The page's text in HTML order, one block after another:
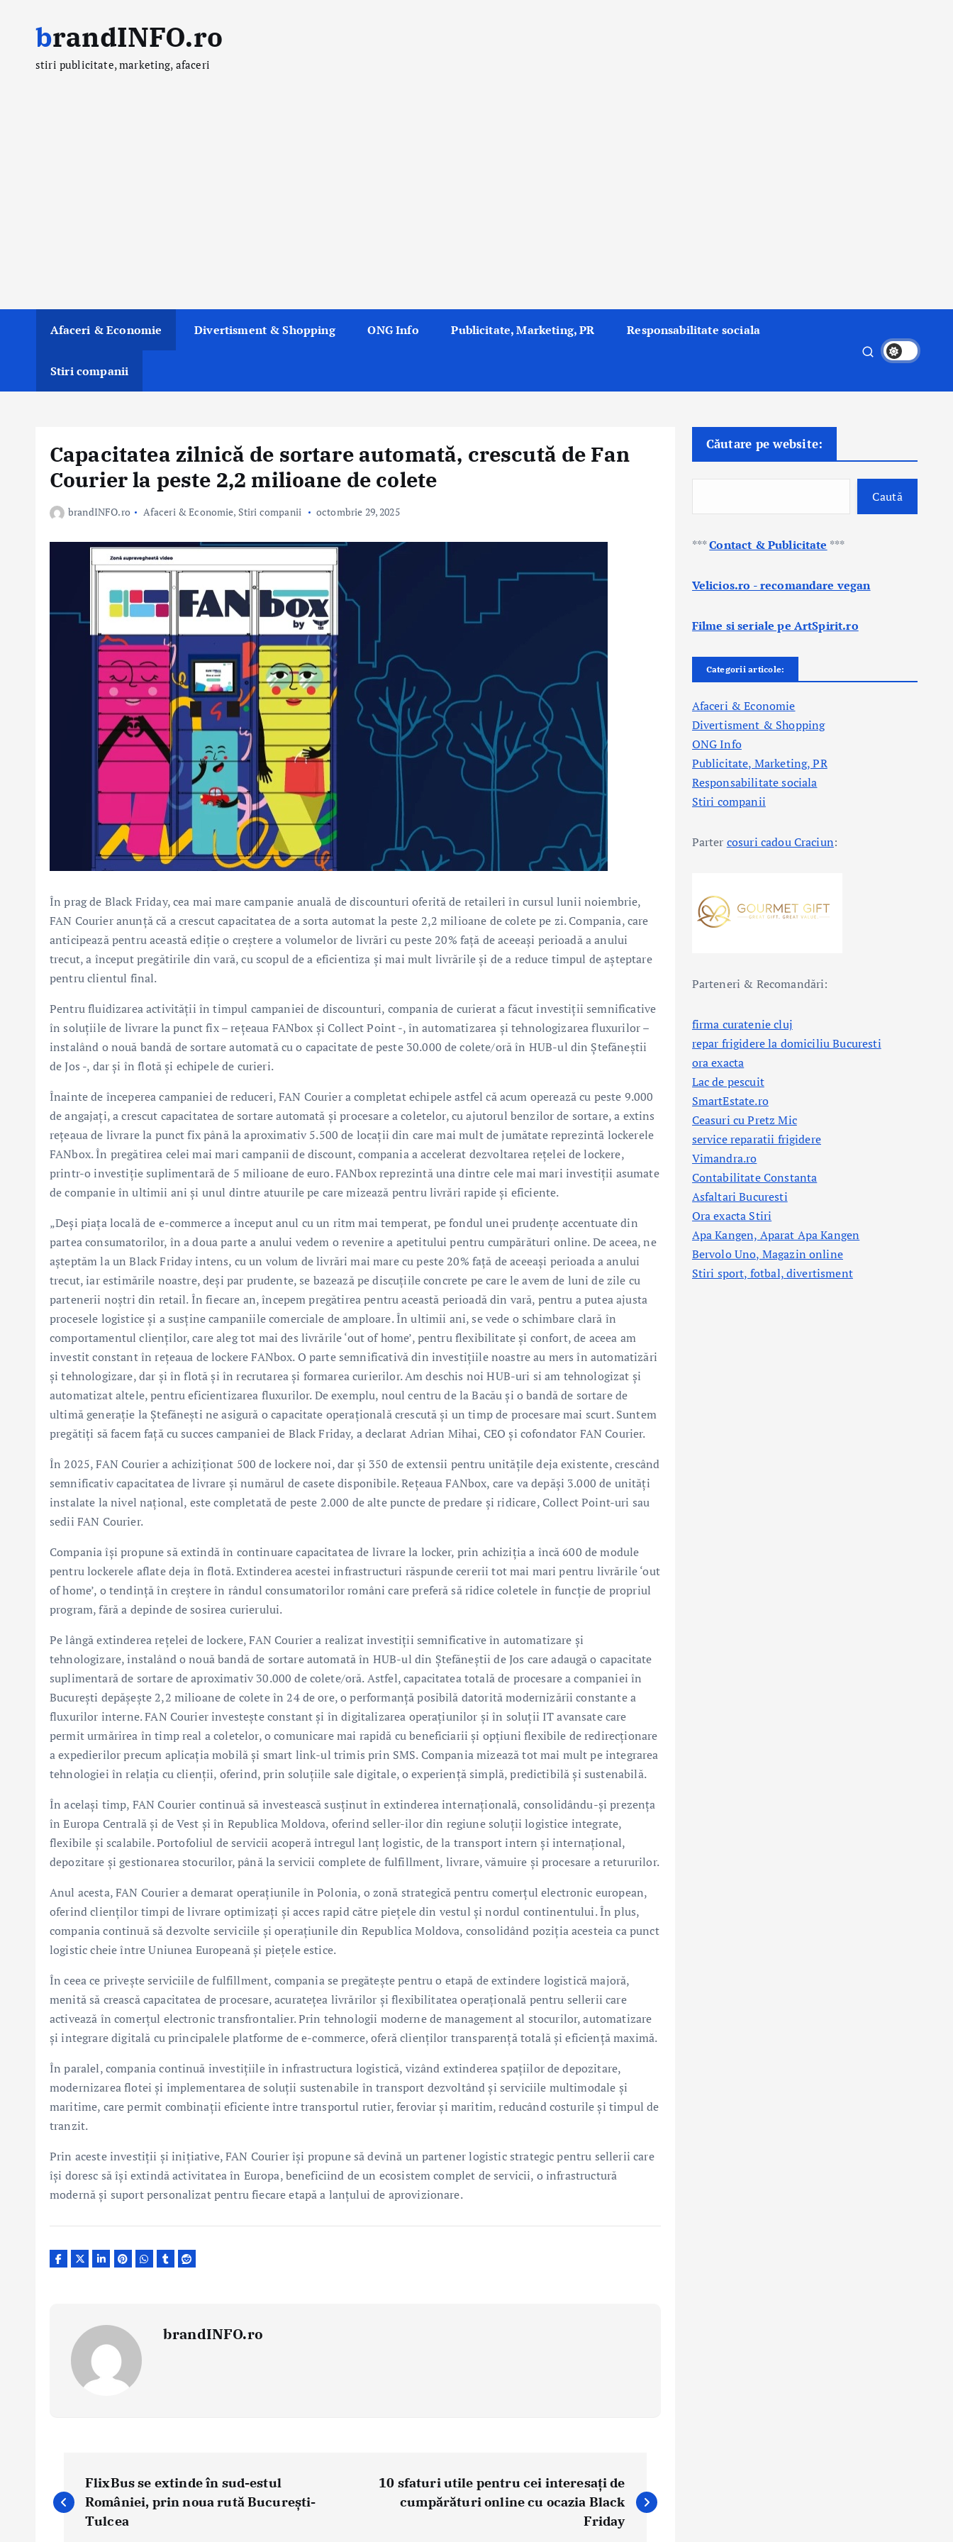
brandINFO.ro
stiri publicitate, marketing, afaceri
Afaceri & Economie Divertisment & Shopping ONG Info Publicitate, Marketing, PR Responsabilitate sociala
Stiri companii
Capacitatea zilnică de sortare automată, crescută de Fan
Courier la peste 2,2 milioane de colete
brandINFO.ro Afaceri & Economie, Stiri companii octombrie 29, 2025
În prag de Black Friday, cea mai mare campanie anuală de discounturi oferită de retaileri în cursul lunii noiembrie,
FAN Courier anunță că a crescut capacitatea de a sorta automat la peste 2,2 milioane de colete pe zi. Compania, care
anticipează pentru această ediție o creștere a volumelor de livrări cu peste 20% față de aceeași perioadă a anului
trecut, a început pregătirile din vară, cu scopul de a eficientiza și mai mult livrările și de a reduce timpul de așteptare
pentru clientul final.
Pentru fluidizarea activității în timpul campaniei de discounturi, compania de curierat a făcut investiții semnificative
în soluțiile de livrare la punct fix – rețeaua FANbox și Collect Point -, în automatizarea și tehnologizarea fluxurilor –
instalând o nouă bandă de sortare automată cu o capacitate de peste 30.000 de colete/oră în HUB-ul din Ștefăneștii
de Jos -, dar și în flotă și echipele de curieri.
Înainte de începerea campaniei de reduceri, FAN Courier a completat echipele astfel că acum operează cu peste 9.000
de angajați, a crescut capacitatea de sortare automată și procesare a coletelor, cu ajutorul benzilor de sortare, a extins
rețeaua de livrare la punct fix până la aproximativ 5.500 de locații din care mai mult de jumătate reprezintă lockerele
FANbox. În pregătirea celei mai mari campanii de discount, compania a accelerat dezvoltarea rețelei de lockere,
printr-o investiție suplimentară de 5 milioane de euro. FANbox reprezintă una dintre cele mai mari investiții asumate
de companie în ultimii ani și unul dintre atuurile pe care mizează pentru livrări rapide și eficiente.
„Deși piața locală de e-commerce a început anul cu un ritm mai temperat, pe fondul unei prudențe accentuate din
partea consumatorilor, în a doua parte a anului vedem o revenire a apetitului pentru cumpărături online. De aceea, ne
așteptăm la un Black Friday intens, cu un volum de livrări mai mare cu peste 20% față de aceeași perioada a anului
trecut, iar estimările noastre, deși par prudente, se bazează pe discuțiile concrete pe care le avem de luni de zile cu
partenerii noștri din retail. În fiecare an, începem pregătirea pentru această perioadă din vară, pentru a putea ajusta
procesele logistice și a susține campaniile comerciale de amploare. În ultimii ani, se vede o schimbare clară în
comportamentul clienților, care aleg tot mai des livrările ‘out of home’, pentru flexibilitate și confort, de aceea am
investit constant în rețeaua de lockere FANbox. O parte semnificativă din investițiile noastre au mers în automatizări
și tehnologizare, dar și în flotă și în recrutarea și formarea curierilor. Am deschis noi HUB-uri si am tehnologizat și
automatizat altele, pentru eficientizarea fluxurilor. De exemplu, noul centru de la Bacău și o bandă de sortare de
ultimă generație la Ștefănești ne asigură o capacitate operațională crescută și un timp de procesare mai scurt. Suntem
pregătiți să facem față cu succes campaniei de Black Friday, a declarat Adrian Mihai, CEO și cofondator FAN Courier.
În 2025, FAN Courier a achiziționat 500 de lockere noi, dar și 350 de extensii pentru unitățile deja existente, crescând
semnificativ capacitatea de livrare și numărul de casete disponibile. Rețeaua FANbox, care va depăși 3.000 de unități
instalate la nivel național, este completată de peste 2.000 de alte puncte de predare și ridicare, Collect Point-uri sau
sedii FAN Courier.
Compania își propune să extindă în continuare capacitatea de livrare la locker, prin achiziția a încă 600 de module
pentru lockerele aflate deja în flotă. Extinderea acestei infrastructuri răspunde cererii tot mai mari pentru livrările ‘out
of home’, o tendință în creștere în rândul consumatorilor români care preferă să ridice coletele în funcție de propriul
program, fără a depinde de sosirea curierului.
Pe lângă extinderea rețelei de lockere, FAN Courier a realizat investiții semnificative în automatizare și
tehnologizare, instalând o nouă bandă de sortare automată în HUB-ul din Ștefăneștii de Jos care adaugă o capacitate
suplimentară de sortare de aproximativ 30.000 de colete/oră. Astfel, capacitatea totală de procesare a companiei în
București depășește 2,2 milioane de colete în 24 de ore, o performanță posibilă datorită modernizării constante a
fluxurilor interne. FAN Courier investește constant și în digitalizarea operațiunilor și în soluții IT avansate care
permit urmărirea în timp real a coletelor, o comunicare mai rapidă cu beneficiarii și opțiuni flexibile de redirecționare
a expedierilor precum aplicația mobilă și smart link-ul trimis prin SMS. Compania mizează tot mai mult pe integrarea
tehnologiei în relația cu clienții, oferind, prin soluțiile sale digitale, o experiență simplă, predictibilă și sustenabilă.
În același timp, FAN Courier continuă să investească susținut în extinderea internațională, consolidându-și prezența
în Europa Centrală și de Vest și în Republica Moldova, oferind seller-ilor din regiune soluții logistice integrate,
flexibile și scalabile. Portofoliul de servicii acoperă întregul lanț logistic, de la transport intern și internațional,
depozitare și gestionarea stocurilor, până la servicii complete de fulfillment, livrare, vămuire și procesare a retururilor.
Anul acesta, FAN Courier a demarat operațiunile în Polonia, o zonă strategică pentru comerțul electronic european,
oferind clienților timpi de livrare optimizați și acces rapid către piețele din vestul și nordul continentului. În plus,
compania continuă să dezvolte serviciile și operațiunile din Republica Moldova, consolidând poziția acesteia ca punct
logistic cheie între Uniunea Europeană și piețele estice.
În ceea ce privește serviciile de fulfillment, compania se pregătește pentru o etapă de extindere logistică majoră,
menită să crească capacitatea de procesare, acuratețea livrărilor și flexibilitatea operațională pentru sellerii care
activează în comerțul electronic transfrontalier. Prin tehnologii moderne de management al stocurilor, automatizare
și integrare digitală cu principalele platforme de e-commerce, oferă clienților transparență totală și eficiență maximă.
În paralel, compania continuă investițiile în infrastructura logistică, vizând extinderea spațiilor de depozitare,
modernizarea flotei și implementarea de soluții sustenabile în transport dezvoltând și serviciile multimodale și
maritime, care permit combinații eficiente între transportul rutier, feroviar și maritim, reducând costurile și timpul de
tranzit.
Prin aceste investiții și inițiative, FAN Courier își propune să devină un partener logistic strategic pentru sellerii care
își doresc să își extindă activitatea în Europa, beneficiind de un ecosistem complet de servicii, o infrastructură
modernă și suport personalizat pentru fiecare etapă a lanțului de aprovizionare.
brandINFO.ro
v
FlixBus se extinde în sud-estul
României, prin noua rută București-
Tulcea
10 sfaturi utile pentru cei interesați de
cumpărături online cu ocazia Black
Friday
Căutare pe website:
Caută
***Contact & Publicitate ***
Velicios.ro - recomandare vegan
Filme si seriale pe ArtSpirit.ro
Categorii articole:
Afaceri & Economie
Divertisment & Shopping
ONG Info
Publicitate, Marketing, PR
Responsabilitate sociala
Stiri companii
Parter cosuri cadou Craciun:
Parteneri & Recomandări:
firma curatenie cluj
repar frigidere la domiciliu Bucuresti
ora exacta
Lac de pescuit
SmartEstate.ro
Ceasuri cu Pretz Mic
service reparatii frigidere
Vimandra.ro
Contabilitate Constanta
Asfaltari Bucuresti
Ora exacta Stiri
Apa Kangen, Aparat Apa Kangen
Bervolo Uno, Magazin online
Stiri sport, fotbal,divertisment